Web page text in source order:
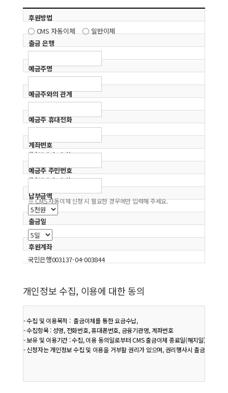
바랍니다.
후원방법
CMS 자동이체
일반이체
출금 은행
예금주명
예금주와의 관계
예금주 휴대전화
계좌번호
('-'없이 숫자만)
예금주 주민번호
('-'없이 숫자만)
※ CMS 자동이체 신청 시 필요한 경우에만 입력해 주세요.
납부금액
출금일
후원계좌
국민은행003137-04-003844
개인정보 수집, 이용에 대한 동의
- 수집 및 이용목적 :  출금이체를 통한 요금수납,
- 수집항목 : 성명, 전화번호, 휴대폰번호, 금융기관명, 계좌번호
- 보유 및 이용기간 : 수집, 이용 동의일로부터 CMS 출금이체 종료일(해지일) 5년까지
- 신청자는 개인정보 수집 및 이용을 거부할 권리가 있으며, 권리행사시 출금이체 신